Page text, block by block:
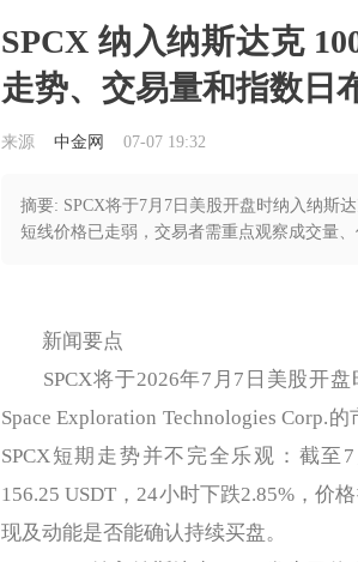
SPCX 纳入纳斯达克
走势、交易量和指数日
来源 中金网 07-07 19:32
摘要: SPCX将于7月7日美股开盘时纳入纳斯
短线价格已走弱，交易者需重点观察成交量
新闻要点
SPCX将于2026年7月7日美股开盘
Space Exploration Technologies Corp.
SPCX短期走势并不完全乐观：截至
156.25 USDT，24小时下跌2.85%，价
现及动能是否能确认持续买盘。